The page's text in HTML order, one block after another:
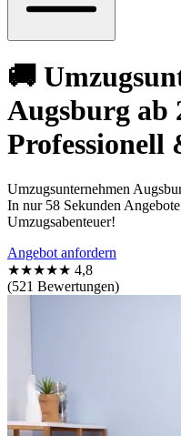
🚚
Augsburg ab
Professionell
Umzugsunternehmen
In nur 58 Sekunden
Umzugsabenteuer!
Angebot anfordern
★★★★★ 4,8
(521 Bewertungen)